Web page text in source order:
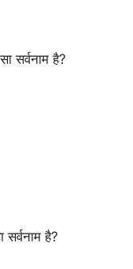
सर्वनाम है?
सर्वनाम है?